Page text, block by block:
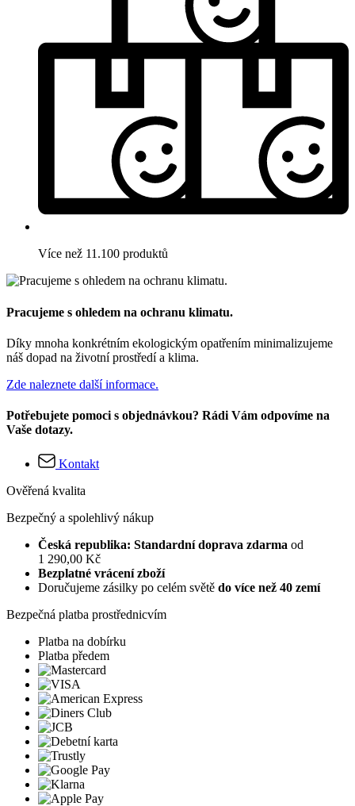
Více než 11.100 produktů
Pracujeme s ohledem na ochranu klimatu.
Díky mnoha konkrétním ekologickým opatřením minimalizujeme
náš dopad na životní prostředí a klima.
Zde naleznete další informace.
Potřebujete pomoci s objednávkou? Rádi Vám odpovíme na
Vaše dotazy.
Kontakt
Ověřená kvalita
Bezpečný a spolehlivý nákup
Česká republika: Standardní doprava zdarma od
1 290,00 Kč
Bezplatné vrácení zboží
Doručujeme zásilky po celém světě do více než 40 zemí
Bezpečná platba prostřednicvím
Platba na dobírku
Platba předem